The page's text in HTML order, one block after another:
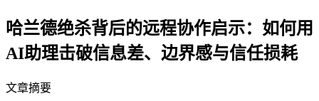
哈兰德绝杀背后的远程协作启示：如何用
AI助理击破信息差、边界感与信任损耗
文章摘要